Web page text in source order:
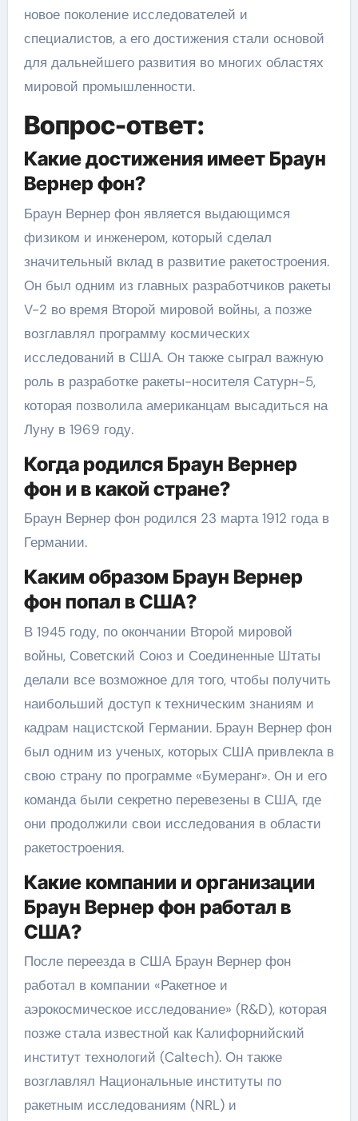
новое поколение исследователей и
специалистов, а его достижения стали основой
для дальнейшего развития во многих областях
мировой промышленности.
Вопрос-ответ:
Какие достижения имеет Браун
Вернер фон?
Браун Вернер фон является выдающимся
физиком и инженером, который сделал
значительный вклад в развитие ракетостроения.
Он был одним из главных разработчиков ракеты
V-2 во время Второй мировой войны, а позже
возглавлял программу космических
исследований в США. Он также сыграл важную
роль в разработке ракеты-носителя Сатурн-5,
которая позволила американцам высадиться на
Луну в 1969 году.
Когда родился Браун Вернер
фон и в какой стране?
Браун Вернер фон родился 23 марта 1912 года в
Германии.
Каким образом Браун Вернер
фон попал в США?
В 1945 году, по окончании Второй мировой
войны, Советский Союз и Соединенные Штаты
делали все возможное для того, чтобы получить
наибольший доступ к техническим знаниям и
кадрам нацистской Германии. Браун Вернер фон
был одним из ученых, которых США привлекла в
свою страну по программе «Бумеранг». Он и его
команда были секретно перевезены в США, где
они продолжили свои исследования в области
ракетостроения.
Какие компании и организации
Браун Вернер фон работал в
США?
После переезда в США Браун Вернер фон
работал в компании «Ракетное и
аэрокосмическое исследование» (R&D), которая
позже стала известной как Калифорнийский
институт технологий (Caltech). Он также
возглавлял Национальные институты по
ракетным исследованиям (NRL) и